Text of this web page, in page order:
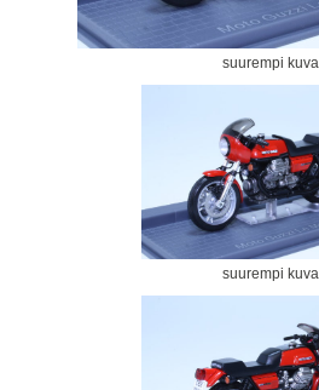
suurempi kuva
suurempi kuva